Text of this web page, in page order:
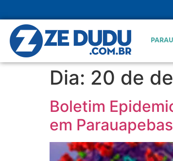
Dia: 20 de
Boletim
em Parauapebas